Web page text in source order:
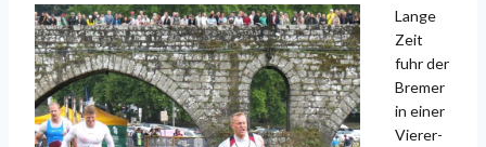
Lange
Zeit
fuhr der
Bremer
in einer
Vierer-